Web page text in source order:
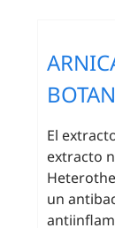
El
extracto
un